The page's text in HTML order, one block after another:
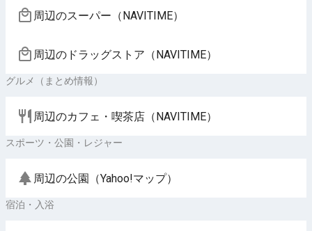
周辺のスーパー（NAVITIME）
周辺のドラッグストア（NAVITIME）
グルメ（まとめ情報）
周辺のカフェ・喫茶店（NAVITIME）
スポーツ・公園・レジャー
周辺の公園（Yahoo!マップ）
宿泊・入浴